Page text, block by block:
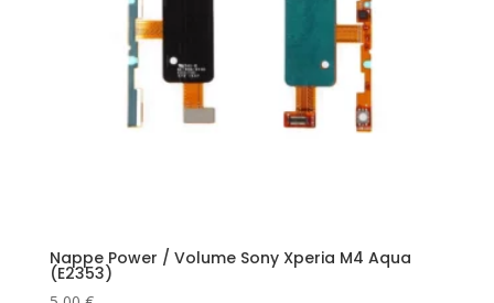
Nappe Power / Volume Sony Xperia M4 Aqua
(E2353)